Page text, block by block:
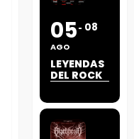
05
AGO
08
LEYENDAS
DEL ROCK